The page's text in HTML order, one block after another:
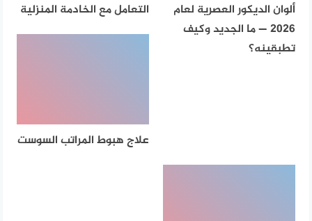
ألوان الديكور العصرية لعام
2026 — ما الجديد وكيف
تطبقينه؟
التعامل مع الخادمة المنزلية
علاج هبوط المراتب السوست